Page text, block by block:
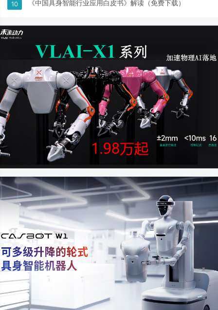
10 《中国具身智能行业应用白皮书》解读（免费下载）